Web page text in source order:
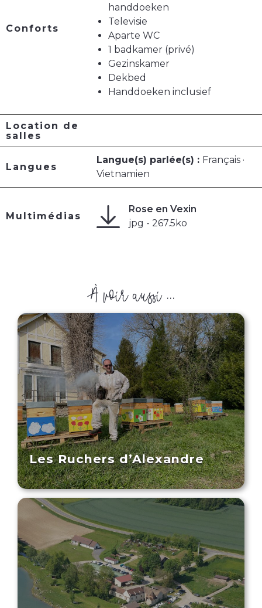
Conforts
handdoeken
Televisie
Aparte WC
1 badkamer (privé)
Gezinskamer
Dekbed
Handdoeken inclusief
Location de
salles
Langues
Langue(s) parlée(s) : Français ·
Vietnamien
Multimédias
Rose en Vexin
jpg - 267.5ko
À voir aussi ...
Les Ruchers d’Alexandre